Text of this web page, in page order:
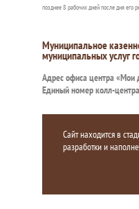
позднее 8 рабочих дней после дня его
Муниципальное
муниципальных услуг
Адрес офиса центра «Мои
Единый номер колл-
Сайт находится в
разработки и